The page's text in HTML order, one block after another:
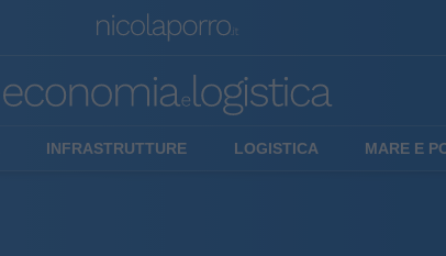
INFRASTRUTTURE LOGISTICA MARE E